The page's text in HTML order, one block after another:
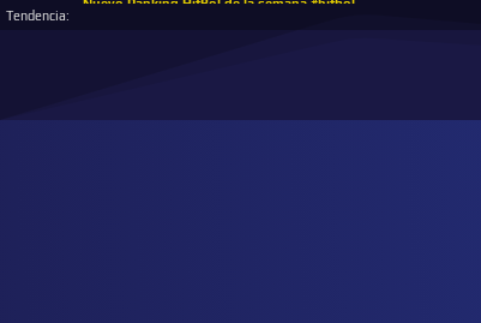
Tendencia:
Nuevo Ranking HitBol de la semana #hitbol